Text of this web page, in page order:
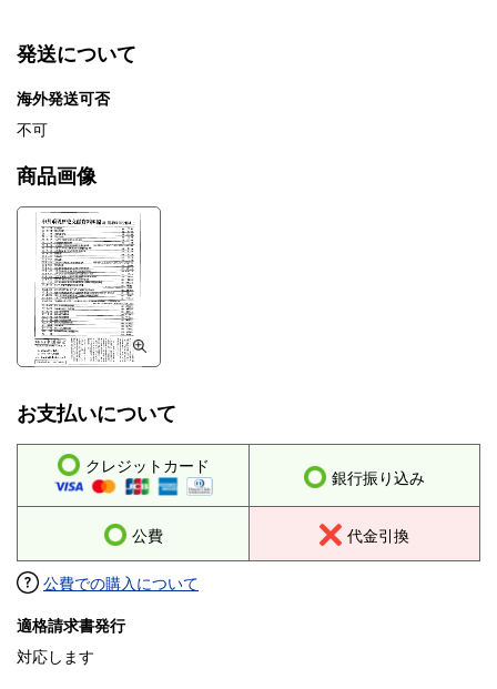
革命大事记; 3. 湖北大学无产阶级文化大革命简介(1966.06.01-
10.31); 4. 我自岿然不动——告全体战士书; 5. 给中国人民解放军武
汉、湖北驻军及广大无产阶级革命派的一封汇报信; 6. 怎样实现武汉
的革命大联合?
volume 627. 江西问题(13): 各级当权派批判材料(3): 1. 打倒反革命
反革命修正主义分子方志纯毒草选编; 4. 大叛徒、三反分子方志纯在
农村复辟资本主义的滔天罪行; 5. 刘培善之流市残杀江西革命造反派
和红卫兵的罪犯; 6. 打倒刘培善(一); 7. 黄知真反党反社会主义反毛
泽东思想大搞资本主义复辟的罪行
発送について
海外発送可否
不可
商品画像
お支払いについて
クレジットカード
銀行振り込み
公費 代金引換
公費での購入について
適格請求書発行
対応します